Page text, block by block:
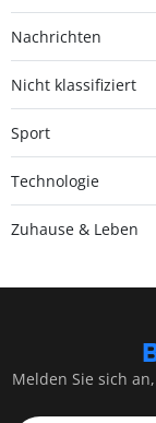
Nachrichten
Nicht klassifiziert
Sport
Technologie
Zuhause & Leben
Melden Sie sich